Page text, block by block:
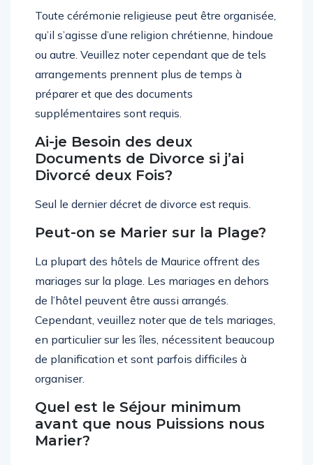
Toute cérémonie religieuse peut être organisée,
qu’il s’agisse d’une religion chrétienne, hindoue
ou autre. Veuillez noter cependant que de tels
arrangements prennent plus de temps à
préparer et que des documents
supplémentaires sont requis.
Ai-je Besoin des deux
Documents de Divorce si j’ai
Divorcé deux Fois?
Seul le dernier décret de divorce est requis.
Peut-on se Marier sur la Plage?
La plupart des hôtels de Maurice offrent des
mariages sur la plage. Les mariages en dehors
de l’hôtel peuvent être aussi arrangés.
Cependant, veuillez noter que de tels mariages,
en particulier sur les îles, nécessitent beaucoup
de planification et sont parfois difficiles à
organiser.
Quel est le Séjour minimum
avant que nous Puissions nous
Marier?